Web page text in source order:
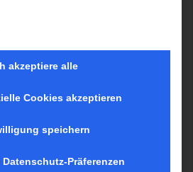
sich die Münchner Brauer
Dort stellen die sechs
was es bedeutet das Bier für das
Gruppen, für die eine Einwilligung
akzeptiere alle
Cookies akzeptieren
speichern
Präferenzen